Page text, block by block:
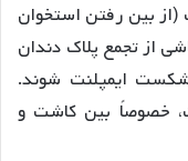
(از بین رفتن استخوان
از تجمع پلاک دندان
شکست ایمپلنت شوند.
خصوصاً بین کاشت و